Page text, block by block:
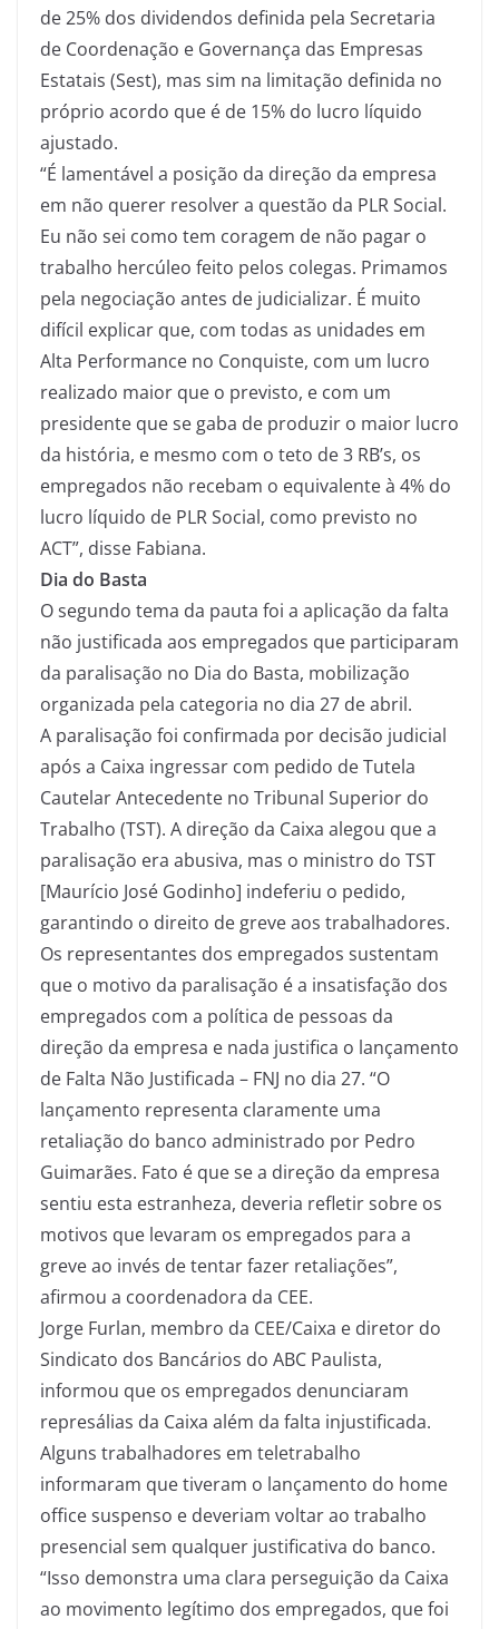
de 25% dos dividendos definida pela Secretaria
de Coordenação e Governança das Empresas
Estatais (Sest), mas sim na limitação definida no
próprio acordo que é de 15% do lucro líquido
ajustado.
“É lamentável a posição da direção da empresa
em não querer resolver a questão da PLR Social.
Eu não sei como tem coragem de não pagar o
trabalho hercúleo feito pelos colegas. Primamos
pela negociação antes de judicializar. É muito
difícil explicar que, com todas as unidades em
Alta Performance no Conquiste, com um lucro
realizado maior que o previsto, e com um
presidente que se gaba de produzir o maior lucro
da história, e mesmo com o teto de 3 RB’s, os
empregados não recebam o equivalente à 4% do
lucro líquido de PLR Social, como previsto no
ACT”, disse Fabiana.
Dia do Basta
O segundo tema da pauta foi a aplicação da falta
não justificada aos empregados que participaram
da paralisação no Dia do Basta, mobilização
organizada pela categoria no dia 27 de abril.
A paralisação foi confirmada por decisão judicial
após a Caixa ingressar com pedido de Tutela
Cautelar Antecedente no Tribunal Superior do
Trabalho (TST). A direção da Caixa alegou que a
paralisação era abusiva, mas o ministro do TST
[Maurício José Godinho] indeferiu o pedido,
garantindo o direito de greve aos trabalhadores.
Os representantes dos empregados sustentam
que o motivo da paralisação é a insatisfação dos
empregados com a política de pessoas da
direção da empresa e nada justifica o lançamento
de Falta Não Justificada – FNJ no dia 27. “O
lançamento representa claramente uma
retaliação do banco administrado por Pedro
Guimarães. Fato é que se a direção da empresa
sentiu esta estranheza, deveria refletir sobre os
motivos que levaram os empregados para a
greve ao invés de tentar fazer retaliações”,
afirmou a coordenadora da CEE.
Jorge Furlan, membro da CEE/Caixa e diretor do
Sindicato dos Bancários do ABC Paulista,
informou que os empregados denunciaram
represálias da Caixa além da falta injustificada.
Alguns trabalhadores em teletrabalho
informaram que tiveram o lançamento do home
office suspenso e deveriam voltar ao trabalho
presencial sem qualquer justificativa do banco.
“Isso demonstra uma clara perseguição da Caixa
ao movimento legítimo dos empregados, que foi